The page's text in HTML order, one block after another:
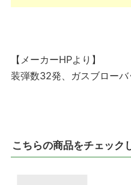
【メーカーHPより】
装弾数32発、ガスブロー
こちらの商品をチェック